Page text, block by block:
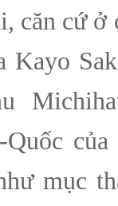
căn cứ ở
Kayo
Quốc
mục